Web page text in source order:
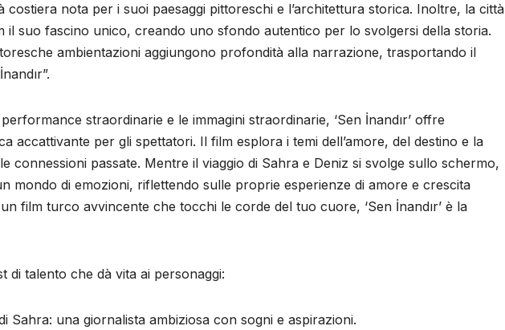
costiera nota per i suoi paesaggi pittoreschi e l’architettura storica. Inoltre, la città
il suo fascino unico, creando uno sfondo autentico per lo svolgersi della storia.
ambientazioni aggiungono profondità alla narrazione, trasportando il
straordinarie e le immagini straordinarie, ‘Sen İnandır’ offre
accattivante per gli spettatori. Il film esplora i temi dell’amore, del destino e la
connessioni passate. Mentre il viaggio di Sahra e Deniz si svolge sullo schermo,
mondo di emozioni, riflettendo sulle proprie esperienze di amore e crescita
film turco avvincente che tocchi le corde del tuo cuore, ‘Sen İnandır’ è la
di talento che dà vita ai personaggi:
Sahra: una giornalista ambiziosa con sogni e aspirazioni.